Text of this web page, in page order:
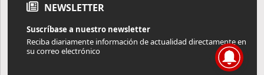
NEWSLETTER
Suscríbase a nuestro newsletter
Reciba diariamente información de actualidad directamente en
su correo electrónico